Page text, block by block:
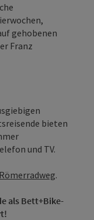
gehobenen
Franz
bieten
und TV.
Römerradweg.
als Bett+Bike-